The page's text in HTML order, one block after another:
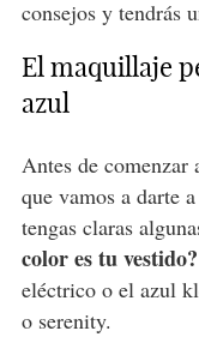
consejos y tendrás
El maquillaje
azul
Antes de comenzar
que vamos a darte
tengas claras
color es tu vestido?
eléctrico o el azul
o serenity.